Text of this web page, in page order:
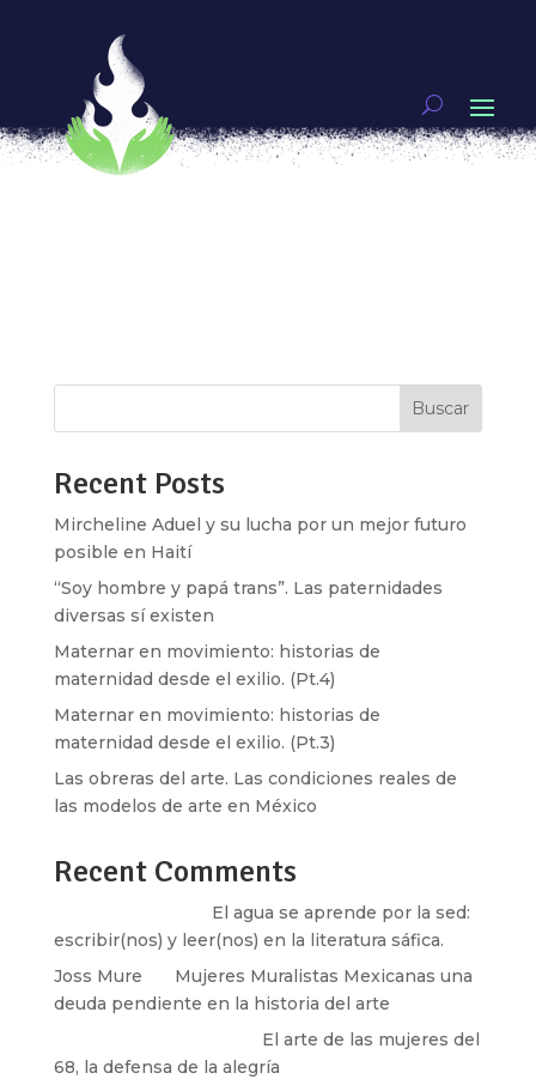
La brujería también es tecnología
porIxchel Aguirre
Internet
feminista
Tatiana Avendaño es una joven colombiana que
Buscar
Recent Posts
Mircheline Aduel y su lucha por un mejor futuro
posible en Haití
“Soy hombre y papá trans”. Las paternidades
diversas sí existen
Maternar en movimiento: historias de
maternidad desde el exilio. (Pt.4)
Maternar en movimiento: historias de
maternidad desde el exilio. (Pt.3)
Las obreras del arte. Las condiciones reales de
las modelos de arte en México
Recent Comments
El agua se aprende por la sed:
escribir(nos) y leer(nos) en la literatura sáfica.
Joss Mure
Mujeres Muralistas Mexicanas una
deuda pendiente en la historia del arte
El arte de las mujeres del
68, la defensa de la alegría